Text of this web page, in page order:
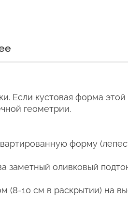
Если кустовая форма этой
геометрии.
форму
заметный оливковый
(8-10 см в раскрытии) на
время, даже
для цветов (наши